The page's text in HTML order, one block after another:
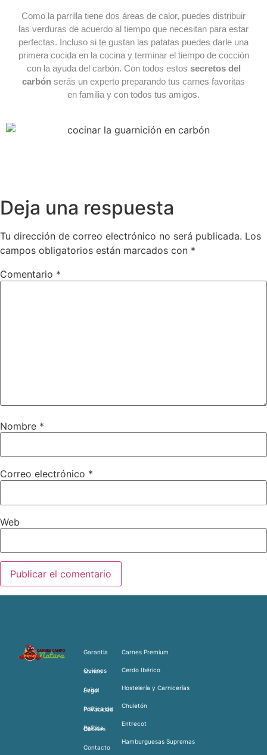
Como la parrilla tiene dos áreas de calor, puedes distribuir
las verduras de acuerdo al tiempo que necesitan para estar
perfectas. Incluso si te gustan las patatas puedes darle una
primera cocida en la cocina y terminar el tiempo de cocción
con la ayuda del carbón. Con todos estos secretos del
carbón serás un experto preparando tus carnes favoritas
en familia y con todos tus amigos.
Deja una respuesta
Tu dirección de correo electrónico no será publicada. Los
campos obligatorios están marcados con *
Comentario *
Nombre *
Correo electrónico *
Web
Garantia
Quiénes somos
Aviso Legal
Política de Privacidad
Política de Cookies
Contacto
Carnes Premium
Cerdo Ibérico
Hostelería y Carnicerías
Chuletón
Entrecot
Hamburguesas Supremas